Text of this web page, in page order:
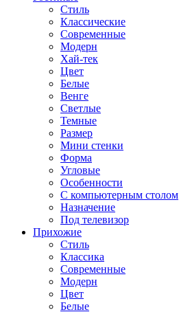
Стиль
Классические
Современные
Модерн
Хай-тек
Цвет
Белые
Венге
Светлые
Темные
Размер
Мини стенки
Форма
Угловые
Особенности
С компьютерным столом
Назначение
Под телевизор
Прихожие
Стиль
Классика
Современные
Модерн
Цвет
Белые